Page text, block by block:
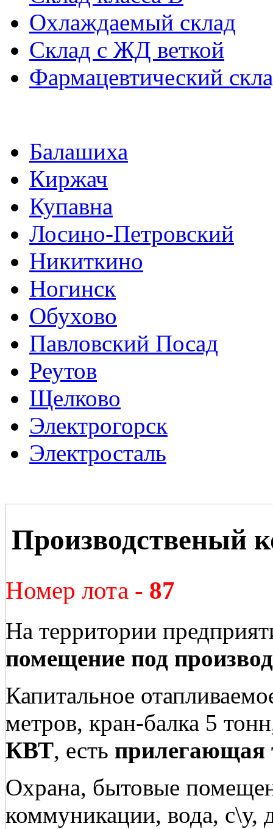
Охлаждаемый склад
Склад с ЖД веткой
Фармацевтический
Балашиха
Киржач
Купавна
Лосино-Петровский
Никиткино
Ногинск
Обухово
Павловский Посад
Реутов
Щелково
Электрогорск
Электросталь
Производственый
Номер лота - 87
На территории
помещение под
Капитальное
метров, кран-балка 5
КВТ, есть прилегающая
Охрана, бытовые
коммуникации, вода, с\у,